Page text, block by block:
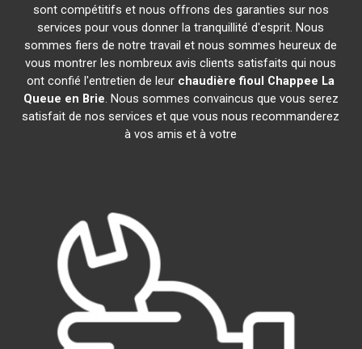
sont compétitifs et nous offrons des garanties sur nos
services pour vous donner la tranquillité d'esprit. Nous
sommes fiers de notre travail et nous sommes heureux de
vous montrer les nombreux avis clients satisfaits qui nous
ont confié l'entretien de leur chaudière fioul Chappee La
Queue en Brie. Nous sommes convaincus que vous serez
satisfait de nos services et que vous nous recommanderez
à vos amis et à votre